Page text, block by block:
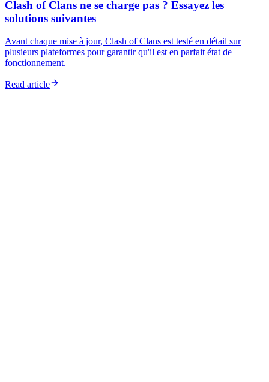
Clash of Clans ne se charge pas ? Essayez les
solutions suivantes
Avant chaque mise à jour, Clash of Clans est testé en détail sur
plusieurs plateformes pour garantir qu'il est en parfait état de
fonctionnement.
Read article